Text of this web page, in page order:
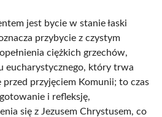
jest bycie w stanie łaski
przybycie z czystym
ciężkich grzechów,
eucharystycznego, który trwa
przed przyjęciem Komunii; to czas
i refleksję,
się z Jezusem Chrystusem, co